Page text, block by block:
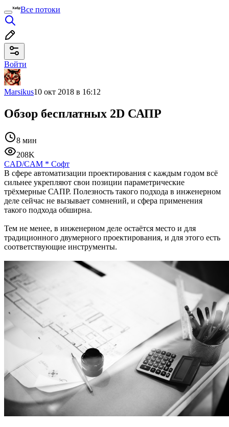
Все потоки
Войти
Marsikus10 окт 2018 в 16:12
Обзор бесплатных 2D САПР
8 мин
208K
CAD/CAM * Софт
В сфере автоматизации проектирования с каждым годом всё
сильнее укрепляют свои позиции параметрические
трёхмерные САПР. Полезность такого подхода в инженерном
деле сейчас не вызывает сомнений, и сфера применения
такого подхода обширна.
Тем не менее, в инженерном деле остаётся место и для
традиционного двумерного проектирования, и для этого есть
соответствующие инструменты.